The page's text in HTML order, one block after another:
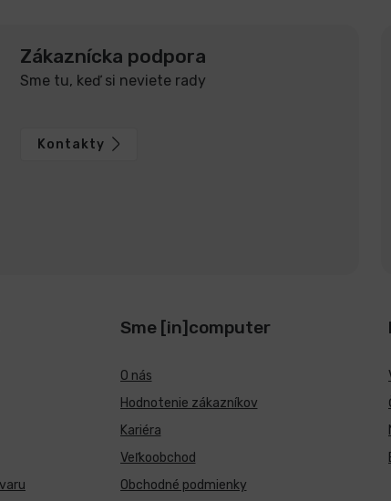
Zákaznícka podpora
Sme tu, keď si neviete rady
Kontakty
Sme [in]computer
O nás
Hodnotenie zákazníkov
Kariéra
Veľkoobchod
Obchodné podmienky